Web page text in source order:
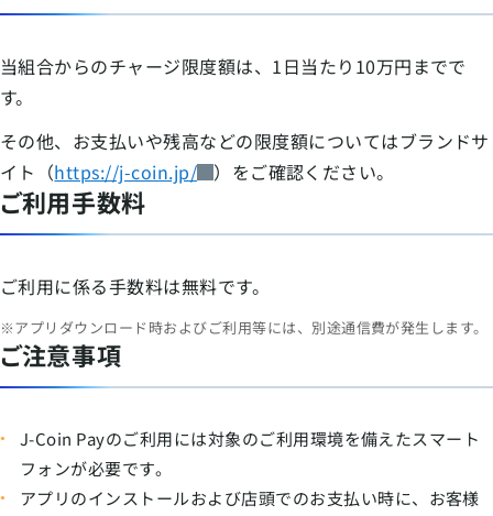
当組合からのチャージ限度額は、1日当たり10万円までで
す。
その他、お支払いや残高などの限度額についてはブランドサ
イト（https://j-coin.jp/ ）をご確認ください。
ご利用手数料
ご利用に係る手数料は無料です。
※アプリダウンロード時およびご利用等には、別途通信費が発生します。
ご注意事項
J-Coin Payのご利用には対象のご利用環境を備えたスマート
フォンが必要です。
アプリのインストールおよび店頭でのお支払い時に、お客様